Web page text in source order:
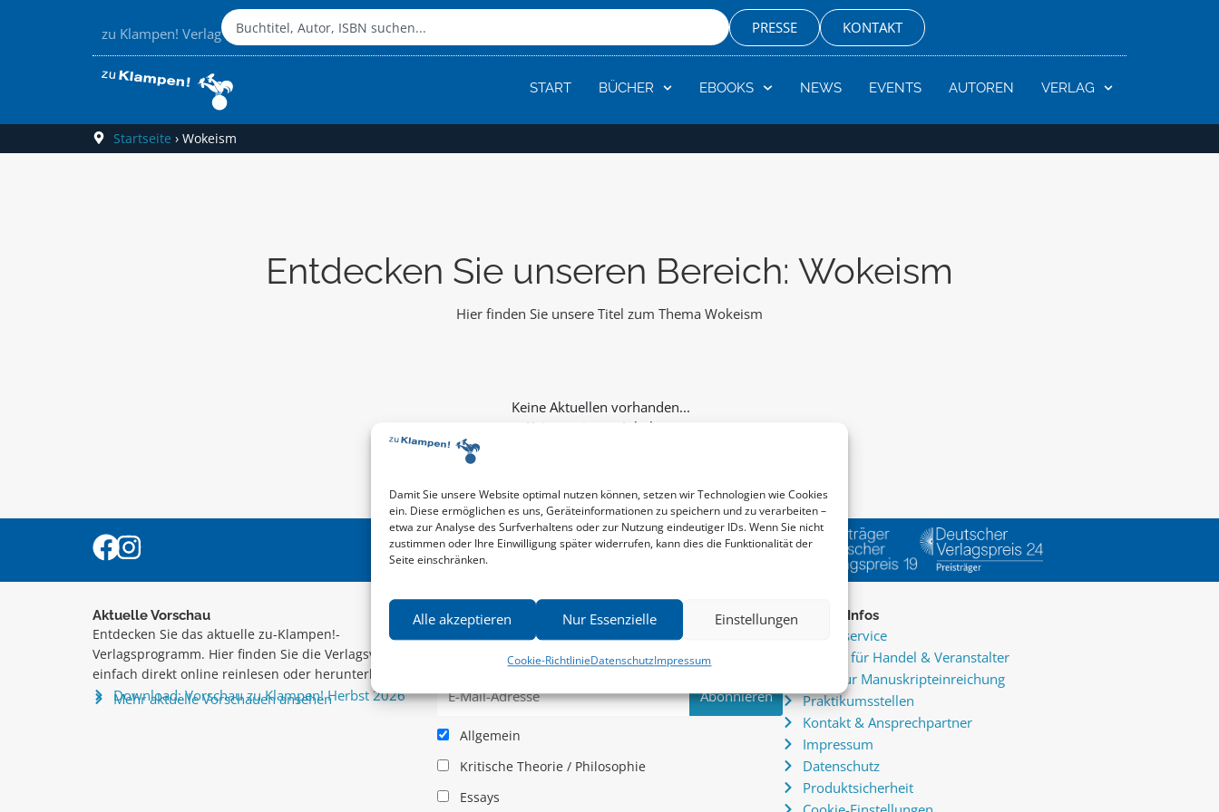
Damit Sie unsere Website optimal nutzen können, setzen wir Technologien wie Cookies
ein. Diese ermöglichen es uns, Geräteinformationen zu speichern und zu verarbeiten –
etwa zur Analyse des Surfverhaltens oder zur Nutzung eindeutiger IDs. Wenn Sie nicht
zustimmen oder Ihre Einwilligung später widerrufen, kann dies die Funktionalität der
Seite einschränken.
Alle akzeptieren Nur Essenzielle Einstellungen
Cookie-RichtlinieDatenschutzImpressum
zu Klampen! Verlag PRESSE KONTAKT
START BÜCHER EBOOKS NEWS EVENTS AUTOREN VERLAG
Startseite › Wokeism
Entdecken Sie unseren Bereich: Wokeism
Hier finden Sie unsere Titel zum Thema Wokeism
Keine weiteren Inhalte...
Aktuelle Vorschau
Entdecken Sie das aktuelle zu-Klampen!-
Verlagsprogramm. Hier finden Sie die Verlagsvorschau –
einfach direkt online reinlesen oder herunterladen.
Download: Vorschau zu Klampen! Herbst 2026
Mehr aktuelle Vorschauen ansehen
Newsletter
News zu aktuellen Neuheiten und Nachrichten im zu
Klampen! Verlag – jederzeit wieder abbestellbar.
Allgemein
Kritische Theorie / Philosophie
Essays
Service & Infos
Presseservice
Service für Handel & Veranstalter
Infos zur Manuskripteinreichung
Praktikumsstellen
Kontakt & Ansprechpartner
Impressum
Datenschutz
Produktsicherheit